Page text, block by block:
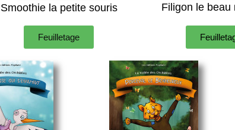
Smoothie la petite souris Filigon le beau
Feuilletage